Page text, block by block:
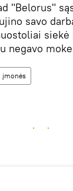
"Belorus"
savo
negavo
įmonės